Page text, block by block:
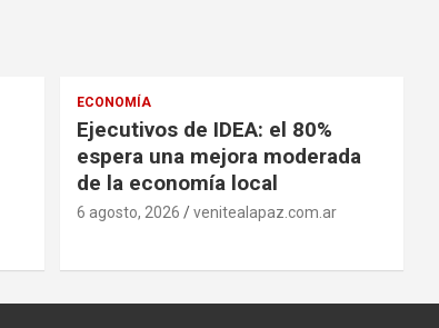
ECONOMÍA
Ejecutivos de IDEA: el 80%
espera una mejora moderada
de la economía local
6 agosto, 2026 venitealapaz.com.ar